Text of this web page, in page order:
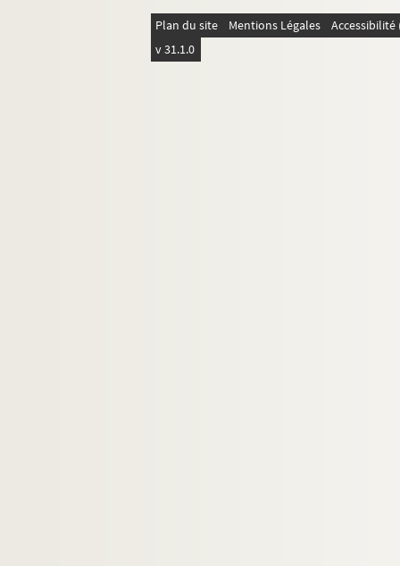
Plan du site Mentions Légales
v 31.1.0